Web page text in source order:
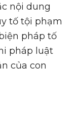
nội dung
tố tội phạm
pháp tố
pháp luật
của con